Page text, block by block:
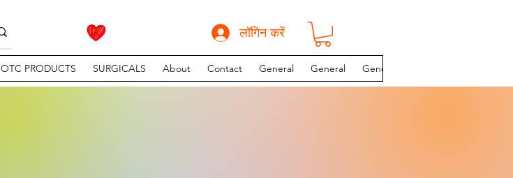
लॉगिन करें
OTC PRODUCTS SURGICALS About Contact General General General